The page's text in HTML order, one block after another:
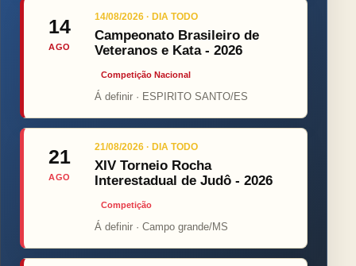
14
AGO
14/08/2026 · DIA TODO
Campeonato Brasileiro de
Veteranos e Kata - 2026
Competição Nacional
Á definir · ESPIRITO SANTO/ES
21
AGO
21/08/2026 · DIA TODO
XIV Torneio Rocha
Interestadual de Judô - 2026
Competição
Á definir · Campo grande/MS